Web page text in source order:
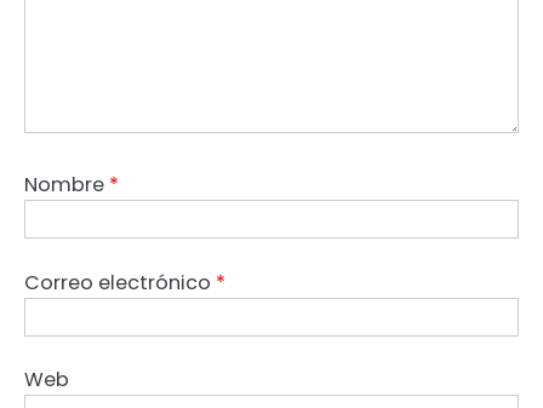
Nombre *
Correo electrónico *
Web